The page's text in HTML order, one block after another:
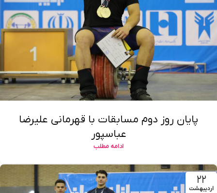
پایان روز دوم مسابقات با قهرمانی علیرضا
عباسپور
ادامه مطلب
۲۲
اردیبهشت